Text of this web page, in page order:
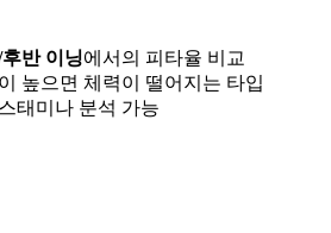
반 이닝에서의 피타율 비교
높으면 체력이 떨어지는 타입
태미나 분석 가능